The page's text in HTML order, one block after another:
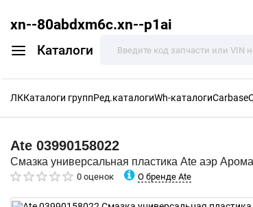
xn--80abdxm6c.xn--p1ai
Каталоги
ЛККаталоги группРед.каталогиWh-каталогиCarbase
Ate 03990158022
Смазка универсальная пластика Ate аэр
0 оценок О бренде Ate